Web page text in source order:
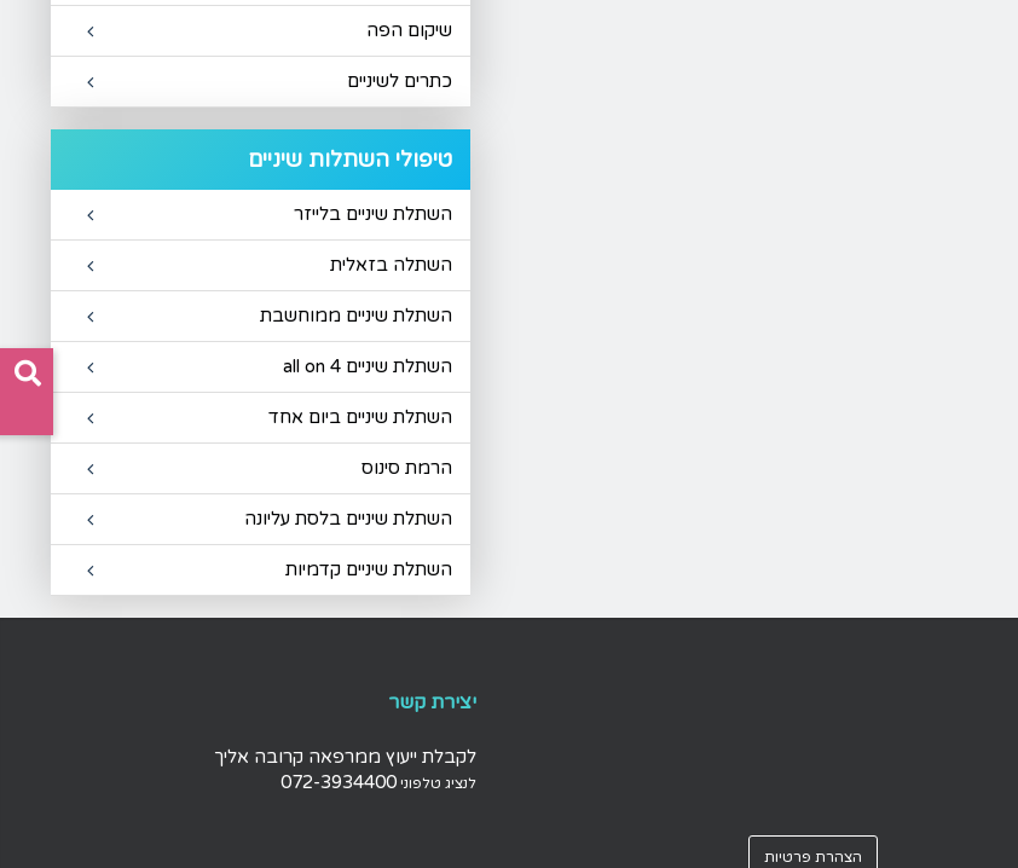
שיקום הפה
כתרים לשיניים
טיפולי השתלות שיניים
השתלת שיניים בלייזר
השתלה בזאלית
השתלת שיניים ממוחשבת
השתלת שיניים all on 4
השתלת שיניים ביום אחד
הרמת סינוס
השתלת שיניים בלסת עליונה
השתלת שיניים קדמיות
יצירת קשר
לקבלת ייעוץ ממרפאה קרובה אליך
לנציג טלפוני 072-3934400
הצהרת פרטיות